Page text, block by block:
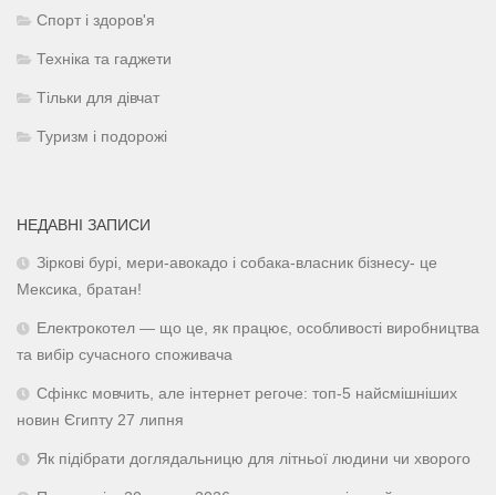
Спорт і здоров'я
Техніка та гаджети
Тільки для дівчат
Туризм і подорожі
НЕДАВНІ ЗАПИСИ
Зіркові бурі, мери-авокадо і собака-власник бізнесу- це
Мексика, братан!
Електрокотел — що це, як працює, особливості виробництва
та вибір сучасного споживача
Сфінкс мовчить, але інтернет регоче: топ-5 найсмішніших
новин Єгипту 27 липня
Як підібрати доглядальницю для літньої людини чи хворого